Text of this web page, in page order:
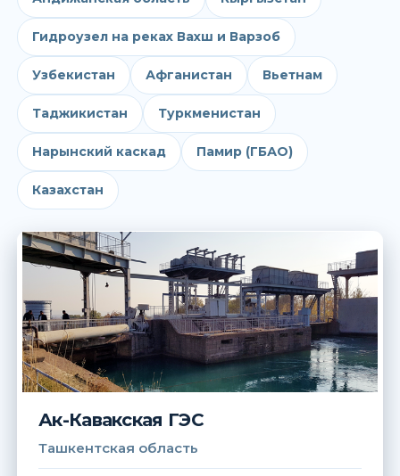
Гидроузел на реках Вахш и Варзоб
Узбекистан Афганистан Вьетнам
Таджикистан Туркменистан
Нарынский каскад Памир (ГБАО)
Казахстан
Ак-Кавакская ГЭС
Ташкентская область